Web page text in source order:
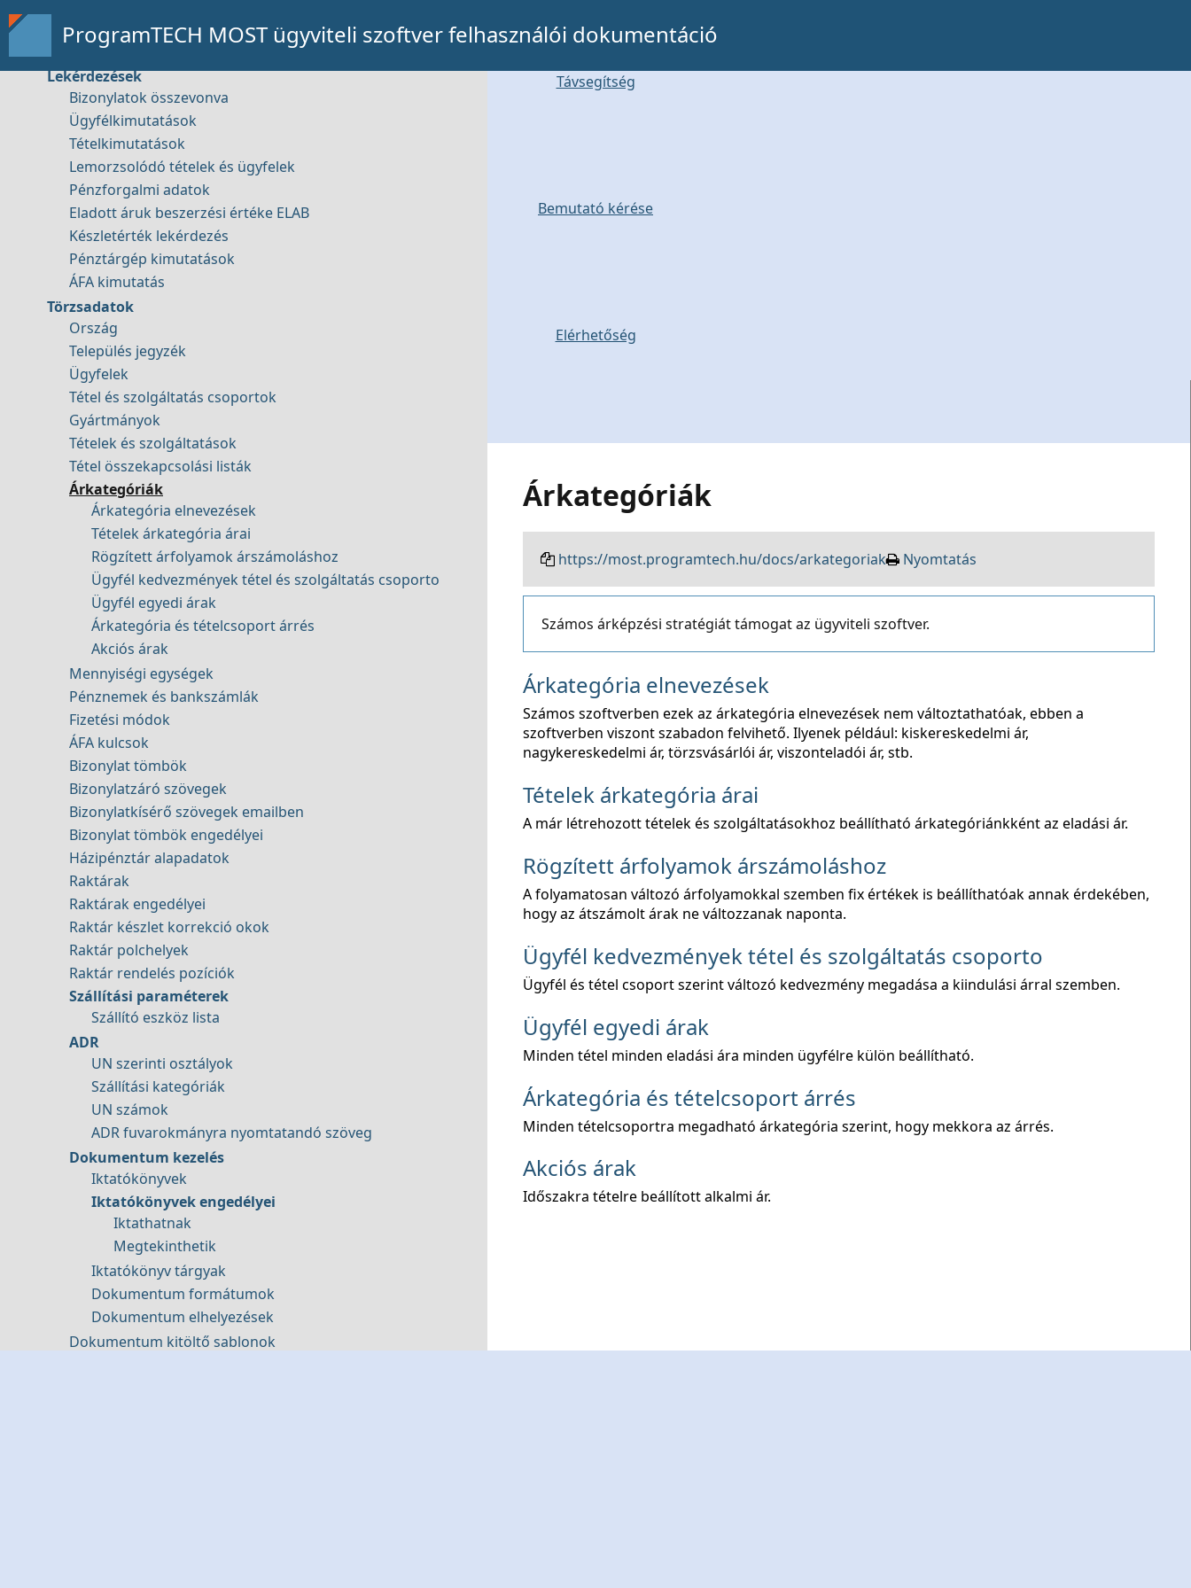
Távsegítség
Távsegítség
Bemutató kérése
Bemutató kérése
Elérhetőség
Elérhetőség
ProgramTECH MOST ügyviteli szoftver felhasználói dokumentáció
Aktuális alapanyag igény
Alapanyag igény gyártási tételenként
Lekérdezések
Bizonylatok összevonva
Ügyfélkimutatások
Tételkimutatások
Lemorzsolódó tételek és ügyfelek
Pénzforgalmi adatok
Eladott áruk beszerzési értéke ELAB
Készletérték lekérdezés
Pénztárgép kimutatások
ÁFA kimutatás
Törzsadatok
Ország
Település jegyzék
Ügyfelek
Tétel és szolgáltatás csoportok
Gyártmányok
Tételek és szolgáltatások
Tétel összekapcsolási listák
Árkategóriák
Árkategória elnevezések
Tételek árkategória árai
Rögzített árfolyamok árszámoláshoz
Ügyfél kedvezmények tétel és szolgáltatás csoporto
Ügyfél egyedi árak
Árkategória és tételcsoport árrés
Akciós árak
Mennyiségi egységek
Pénznemek és bankszámlák
Fizetési módok
ÁFA kulcsok
Bizonylat tömbök
Bizonylatzáró szövegek
Bizonylatkísérő szövegek emailben
Bizonylat tömbök engedélyei
Házipénztár alapadatok
Raktárak
Raktárak engedélyei
Raktár készlet korrekció okok
Raktár polchelyek
Raktár rendelés pozíciók
Szállítási paraméterek
Szállító eszköz lista
ADR
UN szerinti osztályok
Szállítási kategóriák
UN számok
ADR fuvarokmányra nyomtatandó szöveg
Dokumentum kezelés
Iktatókönyvek
Iktatókönyvek engedélyei
Iktathatnak
Megtekinthetik
Iktatókönyv tárgyak
Dokumentum formátumok
Dokumentum elhelyezések
Dokumentum kitöltő sablonok
Árkategóriák
https://most.programtech.hu/docs/arkategoriak Nyomtatás
Számos árképzési stratégiát támogat az ügyviteli szoftver.
Árkategória elnevezések
Számos szoftverben ezek az árkategória elnevezések nem változtathatóak, ebben a
szoftverben viszont szabadon felvihető. Ilyenek például: kiskereskedelmi ár,
nagykereskedelmi ár, törzsvásárlói ár, viszonteladói ár, stb.
Tételek árkategória árai
A már létrehozott tételek és szolgáltatásokhoz beállítható árkategóriánkként az eladási ár.
Rögzített árfolyamok árszámoláshoz
A folyamatosan változó árfolyamokkal szemben fix értékek is beállíthatóak annak érdekében,
hogy az átszámolt árak ne változzanak naponta.
Ügyfél kedvezmények tétel és szolgáltatás csoporto
Ügyfél és tétel csoport szerint változó kedvezmény megadása a kiindulási árral szemben.
Ügyfél egyedi árak
Minden tétel minden eladási ára minden ügyfélre külön beállítható.
Árkategória és tételcsoport árrés
Minden tételcsoportra megadható árkategória szerint, hogy mekkora az árrés.
Akciós árak
Időszakra tételre beállított alkalmi ár.